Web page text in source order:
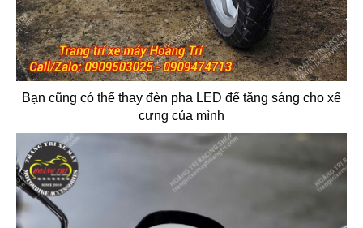
Bạn cũng có thể thay đèn pha LED để tăng sáng cho xế
cưng của mình